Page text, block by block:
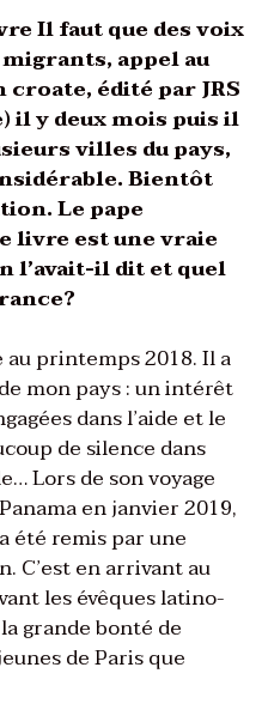
Il faut que des voix
appel au
édité par JRS
il y deux mois puis il
villes du pays,
Bientôt
Le pape
livre est une vraie
l’avait-il dit et quel
printemps 2018. Il a
mon pays : un intérêt
dans l’aide et le
de silence dans
Lors de son voyage
en janvier 2019,
été remis par une
C’est en arrivant au
les évêques latino-
grande bonté de
de Paris que